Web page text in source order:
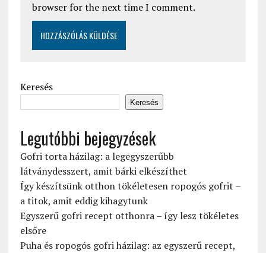
browser for the next time I comment.
Keresés
Keresés
Legutóbbi bejegyzések
Gofri torta házilag: a legegyszerűbb
látványdesszert, amit bárki elkészíthet
Így készítsünk otthon tökéletesen ropogós gofrit –
a titok, amit eddig kihagytunk
Egyszerű gofri recept otthonra – így lesz tökéletes
elsőre
Puha és ropogós gofri házilag: az egyszerű recept,